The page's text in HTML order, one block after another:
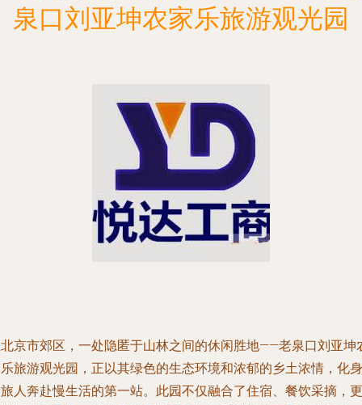
泉口刘亚坤农家乐旅游观光园
京市郊区，一处隐匿于山林之间的休闲胜地——老泉口刘亚坤
旅游观光园，正以其绿色的生态环境和浓郁的乡土浓情，化身
人奔赴慢生活的第一站。此园不仅融合了住宿、餐饮采摘，更